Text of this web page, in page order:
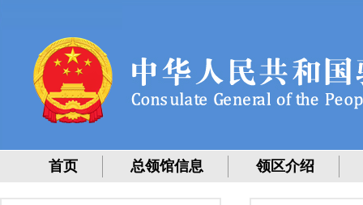
首页 总领馆信息 领区介绍